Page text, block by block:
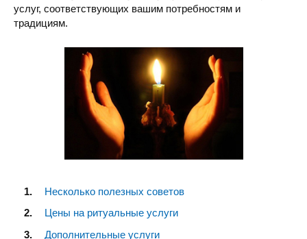
услуг, соответствующих вашим потребностям и
традициям.
Несколько полезных советов
Цены на ритуальные услуги
Дополнительные услуги